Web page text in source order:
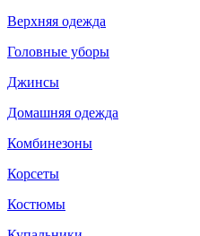
Верхняя одежда
Головные уборы
Джинсы
Домашняя одежда
Комбинезоны
Корсеты
Костюмы